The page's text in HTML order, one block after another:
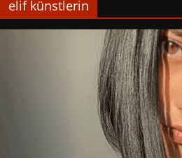
elif künstlerin